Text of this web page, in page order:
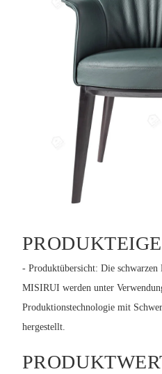
- Produktübersicht: Die schwarzen
MISIRUI werden unter
Produktionstechnologie mit
hergestellt.